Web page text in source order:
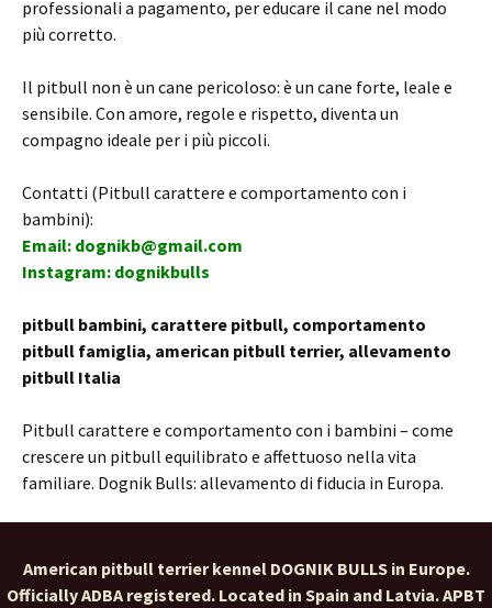
professionali a pagamento, per educare il cane nel modo
più corretto.
Il pitbull non è un cane pericoloso: è un cane forte, leale e
sensibile. Con amore, regole e rispetto, diventa un
compagno ideale per i più piccoli.
Contatti (Pitbull carattere e comportamento con i
bambini):
Email: dognikb@gmail.com
Instagram: dognikbulls
pitbull bambini, carattere pitbull, comportamento
pitbull famiglia, american pitbull terrier, allevamento
pitbull Italia
Pitbull carattere e comportamento con i bambini – come
crescere un pitbull equilibrato e affettuoso nella vita
familiare. Dognik Bulls: allevamento di fiducia in Europa.
American pitbull terrier kennel DOGNIK BULLS in Europe.
Officially ADBA registered. Located in Spain and Latvia. APBT